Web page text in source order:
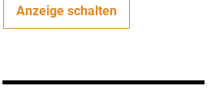
Anzeige schalten